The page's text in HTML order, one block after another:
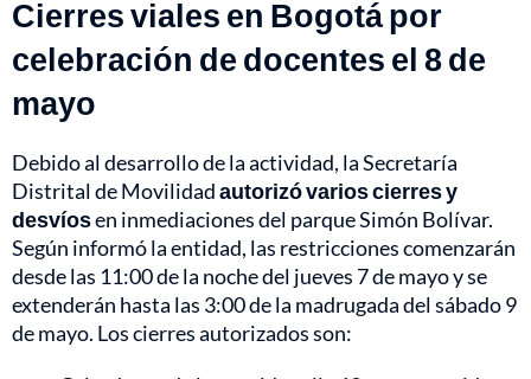
Cierres viales en Bogotá por
celebración de docentes el 8 de
mayo
Debido al desarrollo de la actividad, la Secretaría
Distrital de Movilidadautorizó varios cierres y
desvíosen inmediaciones del parque Simón Bolívar.
Según informó la entidad, las restricciones comenzarán
desde las 11:00 de la noche del jueves 7 de mayo y se
extenderán hasta las 3:00 de la madrugada del sábado 9
de mayo. Los cierres autorizados son: